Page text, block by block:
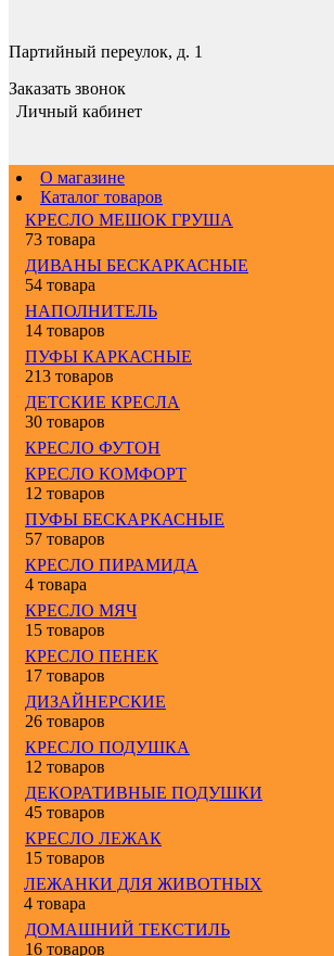
Партийный переулок, д. 1
Заказать звонок
Личный кабинет
О магазине
Каталог товаров
КРЕСЛО МЕШОК ГРУША
73 товара
ДИВАНЫ БЕСКАРКАСНЫЕ
54 товара
НАПОЛНИТЕЛЬ
14 товаров
ПУФЫ КАРКАСНЫЕ
213 товаров
ДЕТСКИЕ КРЕСЛА
30 товаров
КРЕСЛО ФУТОН
КРЕСЛО КОМФОРТ
12 товаров
ПУФЫ БЕСКАРКАСНЫЕ
57 товаров
КРЕСЛО ПИРАМИДА
4 товара
КРЕСЛО МЯЧ
15 товаров
КРЕСЛО ПЕНЕК
17 товаров
ДИЗАЙНЕРСКИЕ
26 товаров
КРЕСЛО ПОДУШКА
12 товаров
ДЕКОРАТИВНЫЕ ПОДУШКИ
45 товаров
КРЕСЛО ЛЕЖАК
15 товаров
ЛЕЖАНКИ ДЛЯ ЖИВОТНЫХ
4 товара
ДОМАШНИЙ ТЕКСТИЛЬ
16 товаров